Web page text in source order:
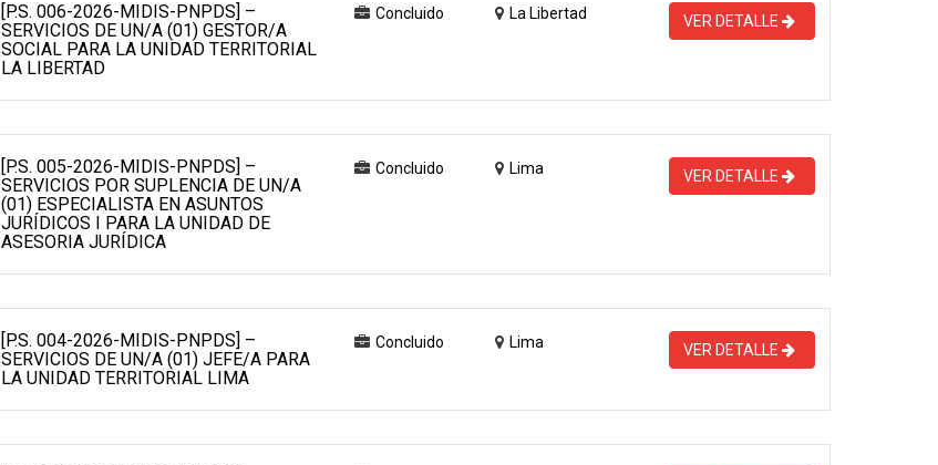
[P.S. 006-2026-MIDIS-PNPDS] –
SERVICIOS DE UN/A (01) GESTOR/A
SOCIAL PARA LA UNIDAD TERRITORIAL
LA LIBERTAD
Concluido La Libertad VER DETALLE
[P.S. 005-2026-MIDIS-PNPDS] –
SERVICIOS POR SUPLENCIA DE UN/A
(01) ESPECIALISTA EN ASUNTOS
JURÍDICOS I PARA LA UNIDAD DE
ASESORIA JURÍDICA
Concluido Lima VER DETALLE
[P.S. 004-2026-MIDIS-PNPDS] –
SERVICIOS DE UN/A (01) JEFE/A PARA
LA UNIDAD TERRITORIAL LIMA
Concluido Lima VER DETALLE